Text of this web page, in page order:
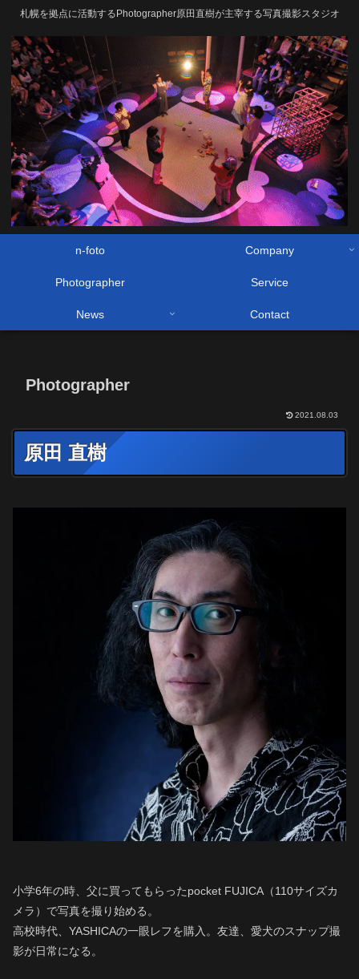
札幌を拠点に活動するPhotographer原田直樹が主宰する写真撮影スタジオ
n-foto Company
Photographer Service
News Contact
Photographer
2021.08.03
原田 直樹
小学6年の時、父に買ってもらったpocket FUJICA（110サイズカ
メラ）で写真を撮り始める。
高校時代、YASHICAの一眼レフを購入。友達、愛犬のスナップ撮
影が日常になる。